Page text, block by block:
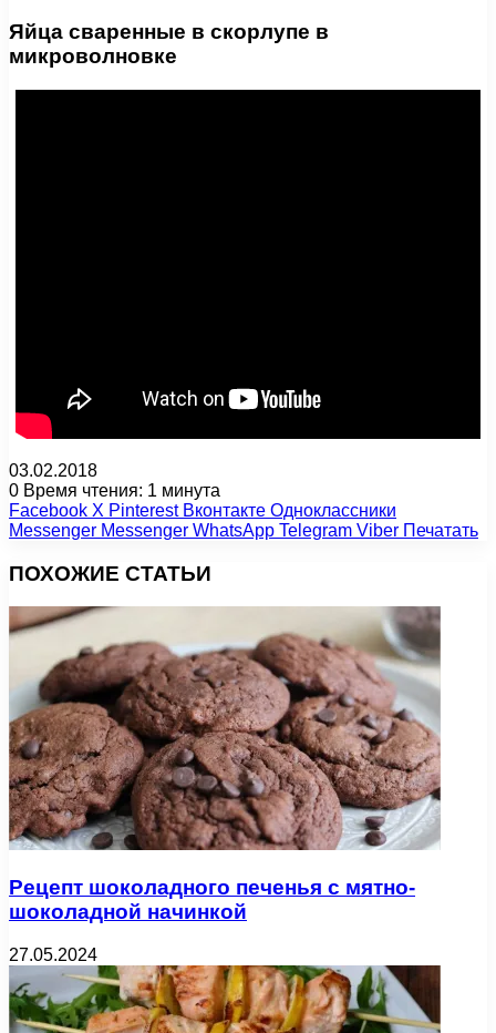
Яйца сваренные в скорлупе в
микроволновке
03.02.2018
0 Время чтения: 1 минута
Facebook X Pinterest Вконтакте Одноклассники
Messenger Messenger WhatsApp Telegram Viber Печатать
ПОХОЖИЕ СТАТЬИ
Рецепт шоколадного печенья с мятно-
шоколадной начинкой
27.05.2024